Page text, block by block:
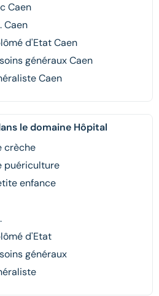
Caen
Caen
d'Etat Caen
généraux Caen
Caen
le domaine Hôpital
crèche
puériculture
enfance
d'Etat
généraux